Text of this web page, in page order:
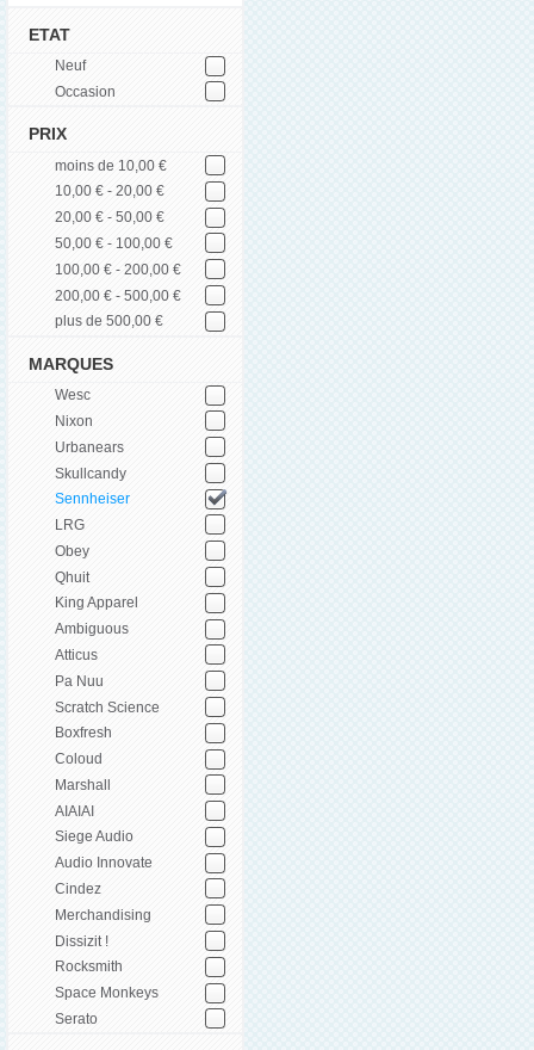
ETAT
Neuf
Occasion
PRIX
moins de 10,00 €
10,00 € - 20,00 €
20,00 € - 50,00 €
50,00 € - 100,00 €
100,00 € - 200,00 €
200,00 € - 500,00 €
plus de 500,00 €
MARQUES
Wesc
Nixon
Urbanears
Skullcandy
Sennheiser
LRG
Obey
Qhuit
King Apparel
Ambiguous
Atticus
Pa Nuu
Scratch Science
Boxfresh
Coloud
Marshall
AIAIAI
Siege Audio
Audio Innovate
Cindez
Merchandising
Dissizit !
Rocksmith
Space Monkeys
Serato